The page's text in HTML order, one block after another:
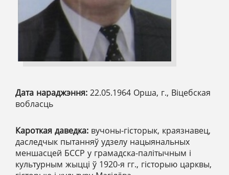
Дата нараджэння: 22.05.1964 Орша, г., Віцебская
вобласць
Кароткая даведка: вучоны-гісторык, краязнавец,
даследчык пытанняў удзелу нацыянальных
меншасцей БССР у грамадска-палітычным і
культурным жыцці ў 1920-я гг., гісторыю царквы,